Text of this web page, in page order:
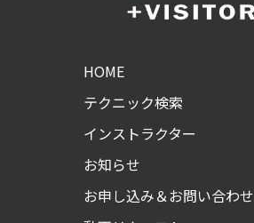
HOME
テクニック検索
インストラクター
お知らせ
お申し込み＆お問い合わせ